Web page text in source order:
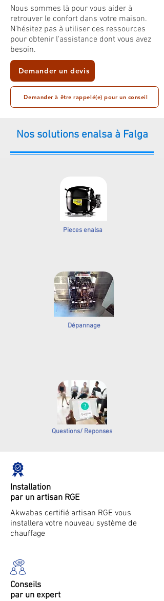
Nous sommes là pour vous aider à
retrouver le confort dans votre maison.
N'hésitez pas à utiliser ces ressources
pour obtenir l'assistance dont vous avez
besoin.
Demander un devis
Demander à être rappelé(e) pour un conseil
Nos solutions enalsa à Falga
Pieces enalsa
Dépannage
Questions/ Reponses
Installation
par un artisan RGE
Akwabas certifié artisan RGE vous
installera votre nouveau système de
chauffage
Conseils
par un expert